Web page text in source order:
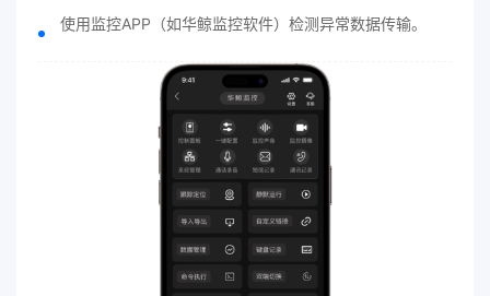
使用监控APP（如华鲸监控软件）检测异常数据传输。